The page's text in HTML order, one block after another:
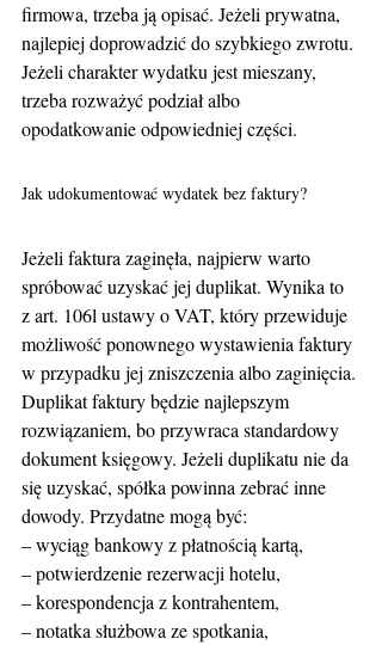
firmowa, trzeba ją opisać. Jeżeli prywatna,
najlepiej doprowadzić do szybkiego zwrotu.
Jeżeli charakter wydatku jest mieszany,
trzeba rozważyć podział albo
opodatkowanie odpowiedniej części.
Jak udokumentować wydatek bez faktury?
Jeżeli faktura zaginęła, najpierw warto
spróbować uzyskać jej duplikat. Wynika to
z art. 106l ustawy o VAT, który przewiduje
możliwość ponownego wystawienia faktury
w przypadku jej zniszczenia albo zaginięcia.
Duplikat faktury będzie najlepszym
rozwiązaniem, bo przywraca standardowy
dokument księgowy. Jeżeli duplikatu nie da
się uzyskać, spółka powinna zebrać inne
dowody. Przydatne mogą być:
– wyciąg bankowy z płatnością kartą,
– potwierdzenie rezerwacji hotelu,
– korespondencja z kontrahentem,
– notatka służbowa ze spotkania,